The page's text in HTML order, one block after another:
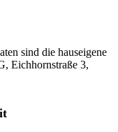
sind die hauseigene
Eichhornstraße 3,